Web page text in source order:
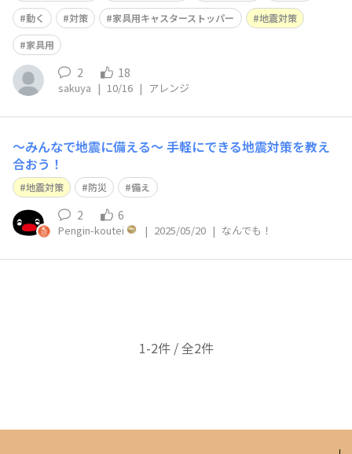
動く
対策 家具用キャスターストッパー
地震対策
家具用
2 18
sakuya | 10/16 | アレンジ
〜みんなで地震に備える〜 手軽にできる地震対策を教え
合おう！
地震対策 防災 備え
2 6
Pengin-koutei | 2025/05/20 | なんでも！
1-2件 / 全2件